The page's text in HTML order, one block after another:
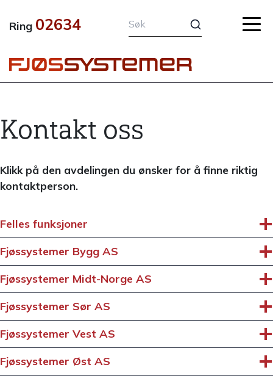
rett
innholdet
Ring 02634
Kontakt oss
Klikk på den avdelingen du ønsker for å finne riktig
kontaktperson.
Felles funksjoner
Fjøssystemer Bygg AS
Fjøssystemer Midt-Norge AS
Fjøssystemer Sør AS
Fjøssystemer Vest AS
Fjøssystemer Øst AS